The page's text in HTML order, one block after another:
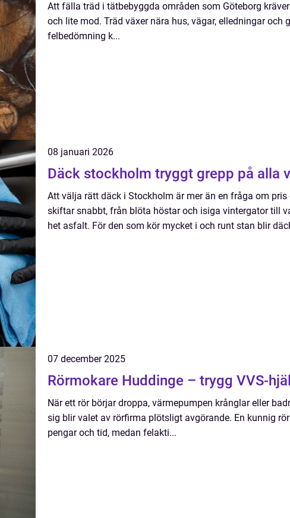
Att fälla träd i tätbebyggda områden som Göteborg
och lite mod. Träd växer nära hus, vägar, elledningar och
felbedömning k...
08 januari 2026
Däck stockholm tryggt grepp
Att välja rätt däck i Stockholm är mer än en fråga om
skiftar snabbt, från blöta höstar och isiga vintergator till
het asfalt. För den som kör mycket i och runt stan blir
07 december 2025
Rörmokare Huddinge – trygg VVS-
När ett rör börjar droppa, värmepumpen krånglar eller
sig blir valet av rörfirma plötsligt avgörande. En kunnig
pengar och tid, medan felakti...